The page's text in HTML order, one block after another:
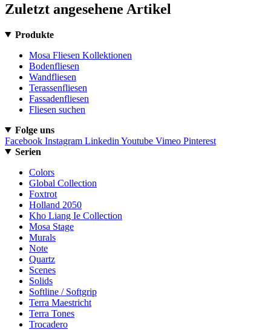
Zuletzt angesehene Artikel
Produkte
Mosa Fliesen Kollektionen
Bodenfliesen
Wandfliesen
Terassenfliesen
Fassadenfliesen
Fliesen suchen
Folge uns
Facebook Instagram Linkedin Youtube Vimeo Pinterest
Serien
Colors
Global Collection
Foxtrot
Holland 2050
Kho Liang Ie Collection
Mosa Stage
Murals
Note
Quartz
Scenes
Solids
Softline / Softgrip
Terra Maestricht
Terra Tones
Trocadero